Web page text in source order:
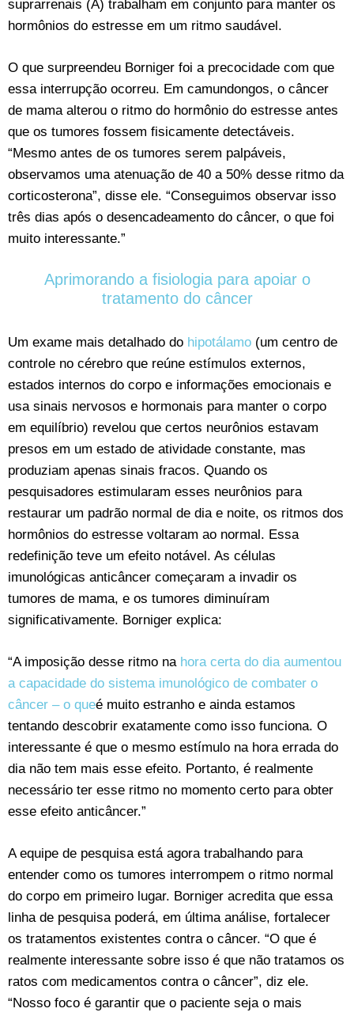
suprarrenais (A) trabalham em conjunto para manter os
hormônios do estresse em um ritmo saudável.
O que surpreendeu Borniger foi a precocidade com que
essa interrupção ocorreu. Em camundongos, o câncer
de mama alterou o ritmo do hormônio do estresse antes
que os tumores fossem fisicamente detectáveis.
“Mesmo antes de os tumores serem palpáveis,
observamos uma atenuação de 40 a 50% desse ritmo da
corticosterona”, disse ele. “Conseguimos observar isso
três dias após o desencadeamento do câncer, o que foi
muito interessante.”
Aprimorando a fisiologia para apoiar o
tratamento do câncer
Um exame mais detalhado do hipotálamo (um centro de
controle no cérebro que reúne estímulos externos,
estados internos do corpo e informações emocionais e
usa sinais nervosos e hormonais para manter o corpo
em equilíbrio) revelou que certos neurônios estavam
presos em um estado de atividade constante, mas
produziam apenas sinais fracos. Quando os
pesquisadores estimularam esses neurônios para
restaurar um padrão normal de dia e noite, os ritmos dos
hormônios do estresse voltaram ao normal. Essa
redefinição teve um efeito notável. As células
imunológicas anticâncer começaram a invadir os
tumores de mama, e os tumores diminuíram
significativamente. Borniger explica:
“A imposição desse ritmo na hora certa do dia aumentou
a capacidade do sistema imunológico de combater o
câncer – o queé muito estranho e ainda estamos
tentando descobrir exatamente como isso funciona. O
interessante é que o mesmo estímulo na hora errada do
dia não tem mais esse efeito. Portanto, é realmente
necessário ter esse ritmo no momento certo para obter
esse efeito anticâncer.”
A equipe de pesquisa está agora trabalhando para
entender como os tumores interrompem o ritmo normal
do corpo em primeiro lugar. Borniger acredita que essa
linha de pesquisa poderá, em última análise, fortalecer
os tratamentos existentes contra o câncer. “O que é
realmente interessante sobre isso é que não tratamos os
ratos com medicamentos contra o câncer”, diz ele.
“Nosso foco é garantir que o paciente seja o mais